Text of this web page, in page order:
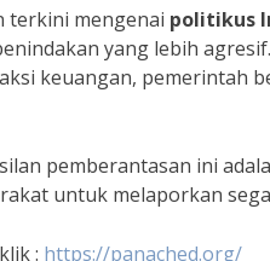
terkini mengenai politikus
yang lebih
keuangan, pemerintah
pemberantasan ini
untuk melaporkan
: https://panached.org/